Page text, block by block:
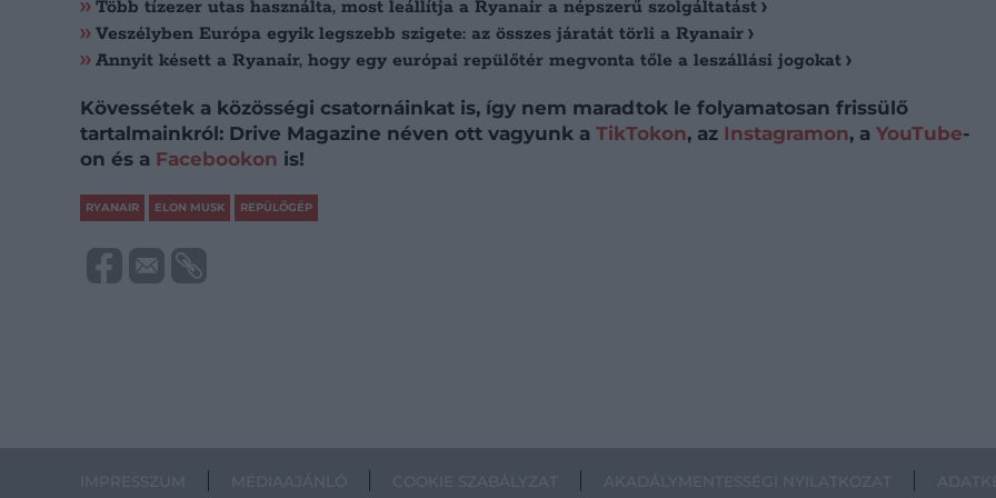
Több tízezer utas használta, most leállítja a Ryanair a népszerű szolgáltatást
Veszélyben Európa egyik legszebb szigete: az összes járatát törli a Ryanair
Annyit késett a Ryanair, hogy egy európai repülőtér megvonta tőle a leszállási jogokat
Kövessétek a közösségi csatornáinkat is, így nem maradtok le folyamatosan frissülő
tartalmainkról: Drive Magazine néven ott vagyunk a TikTokon, az Instagramon, a YouTube-
on és a Facebookon is!
RYANAIR ELON MUSK REPÜLŐGÉP